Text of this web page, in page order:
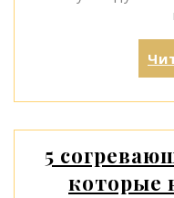
5
которые